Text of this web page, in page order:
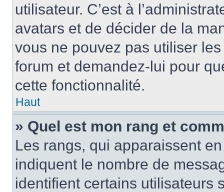
utilisateur. C’est à
avatars et de décider de la
vous ne pouvez pas utiliser
forum et demandez-lui pour
cette fonctionnalité.
Haut
» Quel est mon rang et
Les rangs, qui apparaissent
indiquent le nombre de
identifient certains utilisateurs